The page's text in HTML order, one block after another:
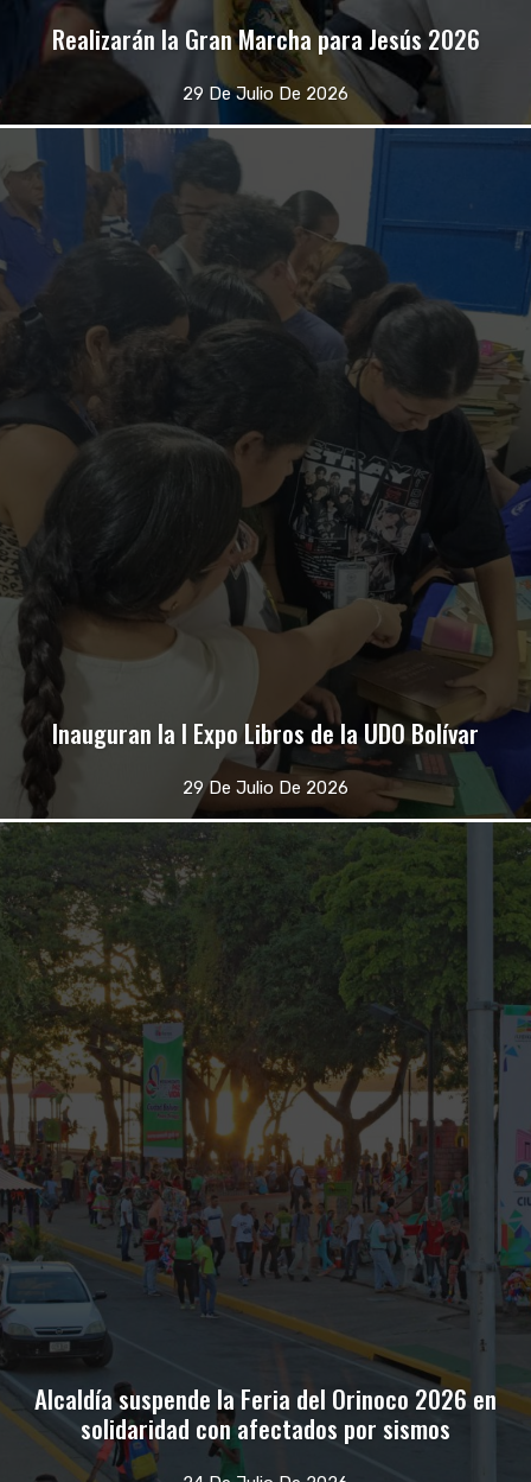
Realizarán la Gran Marcha para Jesús 2026
29 De Julio De 2026
Inauguran la I Expo Libros de la UDO Bolívar
29 De Julio De 2026
Alcaldía suspende la Feria del Orinoco 2026 en
solidaridad con afectados por sismos